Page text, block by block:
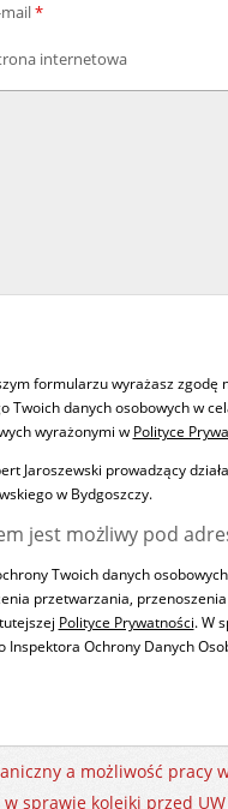
mail*
internetowa
formularzu wyrażasz zgodę
Twoich danych osobowych w
wyrażonymi w Polityce
Jaroszewski prowadzący
w Bydgoszczy.
jest możliwy pod
Twoich danych
przetwarzania,
Polityce Prywatności. W
Ochrony Danych
a możliwość pracy
w sprawie kolejki przed UW